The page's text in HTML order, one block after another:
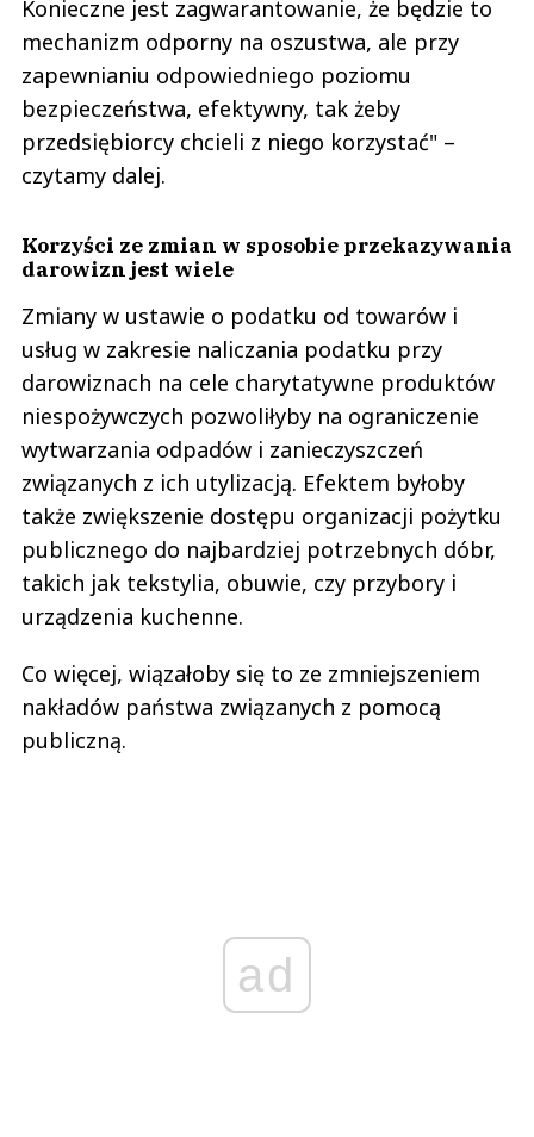
Konieczne jest zagwarantowanie, że będzie to
mechanizm odporny na oszustwa, ale przy
zapewnianiu odpowiedniego poziomu
bezpieczeństwa, efektywny, tak żeby
przedsiębiorcy chcieli z niego korzystać" –
czytamy dalej.
Korzyści ze zmian w sposobie przekazywania
darowizn jest wiele
Zmiany w ustawie o podatku od towarów i
usług w zakresie naliczania podatku przy
darowiznach na cele charytatywne produktów
niespożywczych pozwoliłyby na ograniczenie
wytwarzania odpadów i zanieczyszczeń
związanych z ich utylizacją. Efektem byłoby
także zwiększenie dostępu organizacji pożytku
publicznego do najbardziej potrzebnych dóbr,
takich jak tekstylia, obuwie, czy przybory i
urządzenia kuchenne.
Co więcej, wiązałoby się to ze zmniejszeniem
nakładów państwa związanych z pomocą
publiczną.
ad